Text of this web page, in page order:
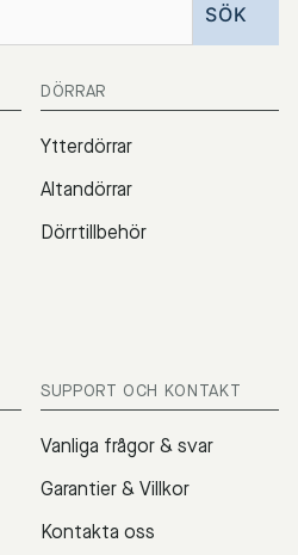
DÖRRAR
Ytterdörrar
Altandörrar
Dörrtillbehör
SUPPORT OCH KONTAKT
Vanliga frågor & svar
Garantier & Villkor
Kontakta oss